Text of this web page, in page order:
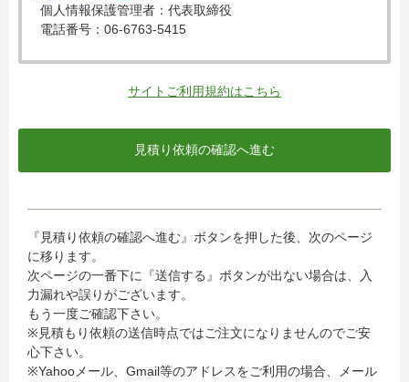
個人情報保護管理者：代表取締役
電話番号：06-6763-5415
c) 個人情報の利用目的
入力された個人情報は、お見積り依頼への対応のために利
d) 個人情報の第三者提供について
当社がお客様から収集した以下の個人情報等は、カード発
行会社が行う不正利用検知・防止のために、お客様が利用
されているカード発行会社へ提供させていただきます。(氏
名、電話番号、email アドレス、インターネット利用環境
に関する情報等)
お客様が利用されているカード発行会社が外国にある場
合、これらの情報は当該発行会社が所属する国に移転され
る場合があります。当社では、お客様から収集した情報か
サイトご利用規約はこちら
『見積り依頼の確認へ進む』ボタンを押した後、次のページ
に移ります。
次ページの一番下に『送信する』ボタンが出ない場合は、入
力漏れや誤りがございます。
もう一度ご確認下さい。
※見積もり依頼の送信時点ではご注文になりませんのでご安
心下さい。
※Yahooメール、Gmail等のアドレスをご利用の場合、メール